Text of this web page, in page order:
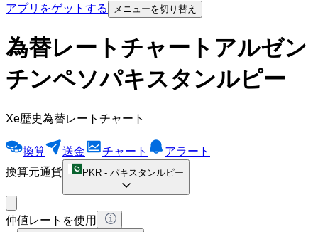
アプリをゲットする
メニューを切り替え
為替レートチャートアルゼン
チンペソパキスタンルピー
Xe歴史為替レートチャート
換算 送金 チャート
アラート
換算元通貨
PKR - パキスタンルピー
仲値レートを使用